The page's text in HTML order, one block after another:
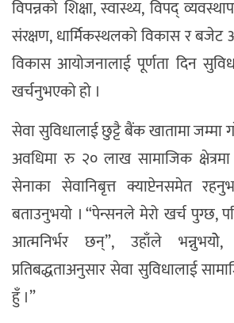
विपन्नको शिक्षा, स्वास्थ्य, विपद्
संरक्षण, धार्मिकस्थलको विकास र
विकास आयोजनालाई पूर्णता दिन
खर्चनुभएको हो ।
सेवा सुविधालाई छुट्टै बैंक खातामा जम्मा
अवधिमा रु २० लाख सामाजिक
सेनाका सेवानिबृत्त क्याप्टेनसमेत
बताउनुभयो । “पेन्सनले मेरो खर्च पुग्छ,
आत्मनिर्भर छन्”, उहाँले
प्रतिबद्धताअनुसार सेवा सुविधालाई
हुँ ।”